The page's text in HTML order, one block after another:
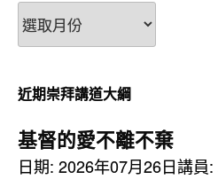
按
月
檢
視
近期崇拜講道大綱
基督的愛不離不棄
日期: 2026年07月26日講